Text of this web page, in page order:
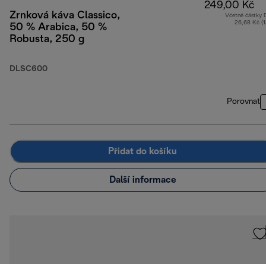
Zrnková káva Classico,
50 % Arabica, 50 %
Robusta, 250 g
DLSC600
249,00 Kč
Včetně částky
26,68 Kč
Porovnat
Přidat do košíku
Další informace